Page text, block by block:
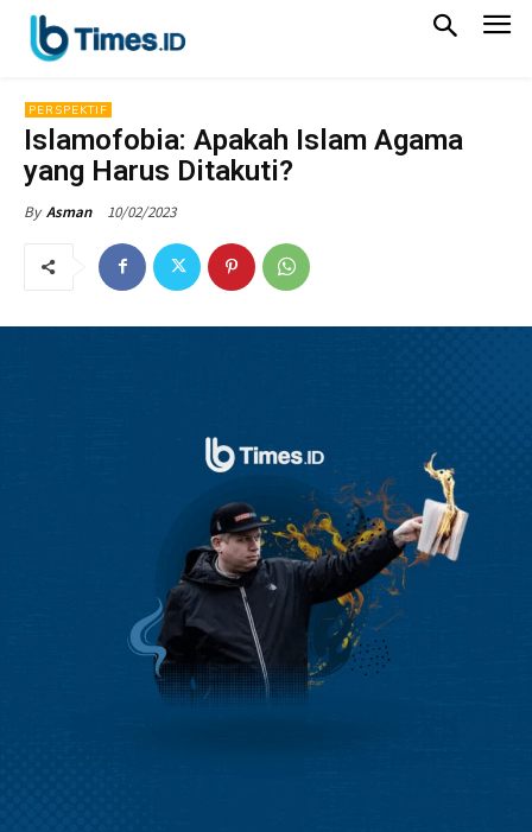
PERSPEKTIF
Islamofobia: Apakah Islam Agama
yang Harus Ditakuti?
By Asman 10/02/2023